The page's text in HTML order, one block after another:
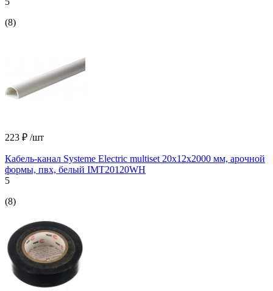
(8)
223 ₽ /шт
Кабель-канал Systeme Electric multiset 20x12x2000 мм, арочной
формы, пвх, белый IMT20120WH
5
(8)